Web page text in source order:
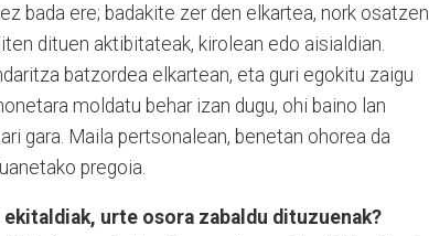
bada ere; badakite zer den elkartea, nork osatzen
dituen aktibitateak, kirolean edo aisialdian.
batzordea elkartean, eta guri egokitu zaigu
moldatu behar izan dugu, ohi baino lan
gara. Maila pertsonalean, benetan ohorea da
pregoia.
urte osora zabaldu dituzuenak?